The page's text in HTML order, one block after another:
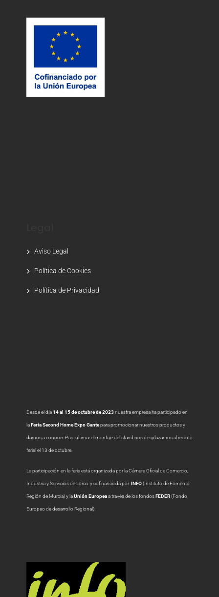
Aviso Legal
Política de Cookies
Política de Privacidad
Desde el día14 al 15 de octubre de 2023nuestra empresa ha participado en
laFeria Second Home Expo Gantepara promocionar nuestros productos y
darnos a conocer. Para ultimar el montaje del stand nos desplazamos al recinto
ferial el 13 de octubre.
La participación en la feria está organizada por la Cámara Oficial de Comercio,
Industria y Servicios de Lorca y cofinanciada por INFO(Instituto de Fomento
Región de Murcia) y laUnión Europeaa través de los fondosFEDER(Fondo
Europeo de desarrollo Regional).